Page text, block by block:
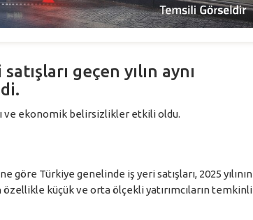
geçen yılın aynı
ve ekonomik belirsizlikler etkili oldu.
göre Türkiye genelinde iş yeri satışları, 2025 yılının
özellikle küçük ve orta ölçekli yatırımcıların temkinli